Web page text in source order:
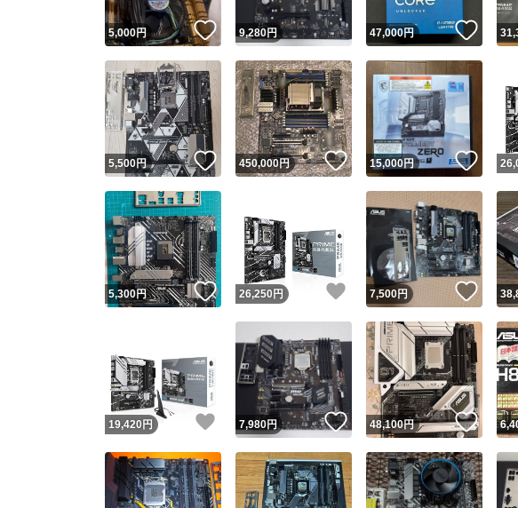
5,000円 いいね！
9,280円 47,000円 いい
5,500円 いいね！
450,000円 いいね！
15,000円 いい
5,300円 いいね！
26,250 円 いいね！
7,500円 いい
19,420 円 いいね！
7,980円 いいね！
48,100円 いい